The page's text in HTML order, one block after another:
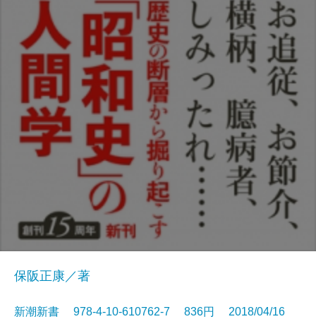
保阪正康／著
新潮新書 978-4-10-610762-7 836円 2018/04/16